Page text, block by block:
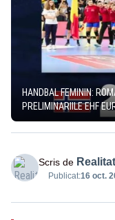
HANDBAL FEMININ:
PRELIMINARIILE EHF
Scris de
Publicat:16 oct.